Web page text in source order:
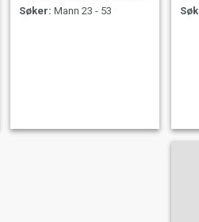
Søker: Mann 23 - 53